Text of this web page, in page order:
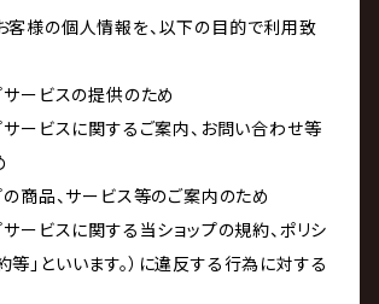
客様の個人情報を、以下の目的で利用致
サービスの提供のため
プサービスに関するご案内、お問い合わせ等
の商品、サービス等のご案内のため
サービスに関する当ショップの規約、ポリシ
等」といいます。）に違反する行為に対する